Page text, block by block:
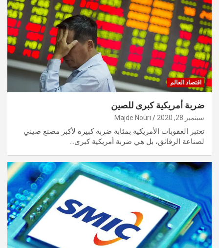
اقتصاد العالم
ضربة أمريكية كبرى للصين
سبتمبر 28, 2020 Majde Nouri
تعتبر العقوبات الأمريكية بمثابة ضربة كبيرة لأكبر مصنع صيني
لصناعة الرقائق، بل هي ضربة أمريكية كبرى…